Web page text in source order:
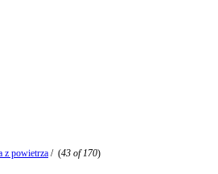
z powietrza / (43 of 170)